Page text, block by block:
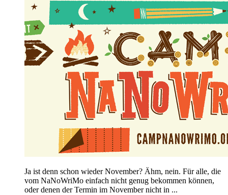
Ja ist denn schon wieder November? Ähm, nein. Für alle, die
vom NaNoWriMo einfach nicht genug bekommen können,
oder denen der Termin im November nicht in ...